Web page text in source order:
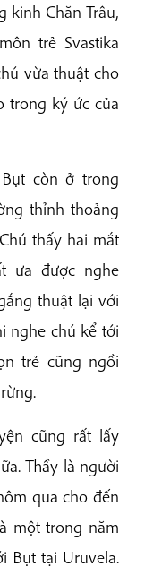
kinh Chăn Trâu,
trẻ Svastika
vừa thuật cho
trong ký ức của
còn ở trong
thỉnh thoảng
thấy hai mắt
ưa được nghe
thuật lại với
nghe chú kể tới
trẻ cũng ngồi
cũng rất lấy
Thầy là người
qua cho đến
một trong năm
Bụt tại Uruvela.